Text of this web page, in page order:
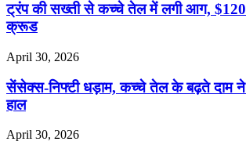
ट्रंप की सख्ती से कच्चे तेल में लगी आग, $120
क्रूड
April 30, 2026
सेंसेक्स-निफ्टी धड़ाम, कच्चे तेल के बढ़ते दाम ने
हाल
April 30, 2026